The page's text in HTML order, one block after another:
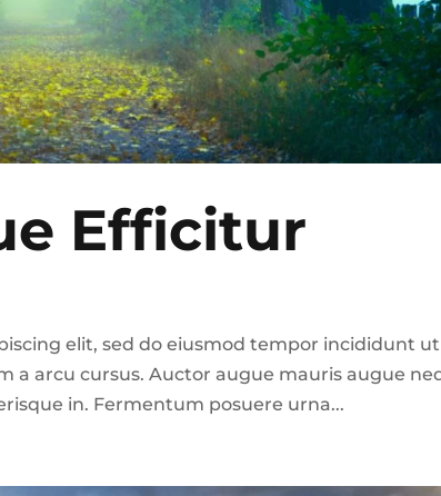
Efficitur
elit, sed do eiusmod tempor incididunt ut
a arcu cursus. Auctor augue mauris augue
in. Fermentum posuere urna...